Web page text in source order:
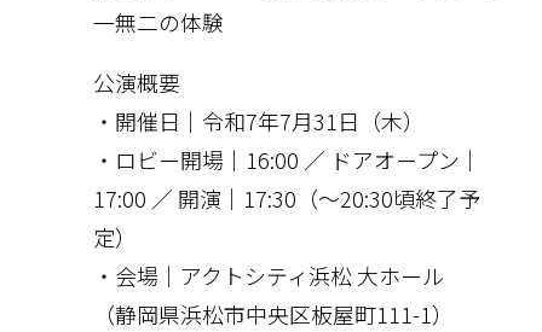
一無二の体験
公演概要
・開催日｜令和7年7月31日（木）
・ロビー開場｜16:00 ／ ドアオープン｜
17:00 ／ 開演｜17:30（〜20:30頃終了予
定）
・会場｜アクトシティ浜松 大ホール
（静岡県浜松市中央区板屋町111-1）